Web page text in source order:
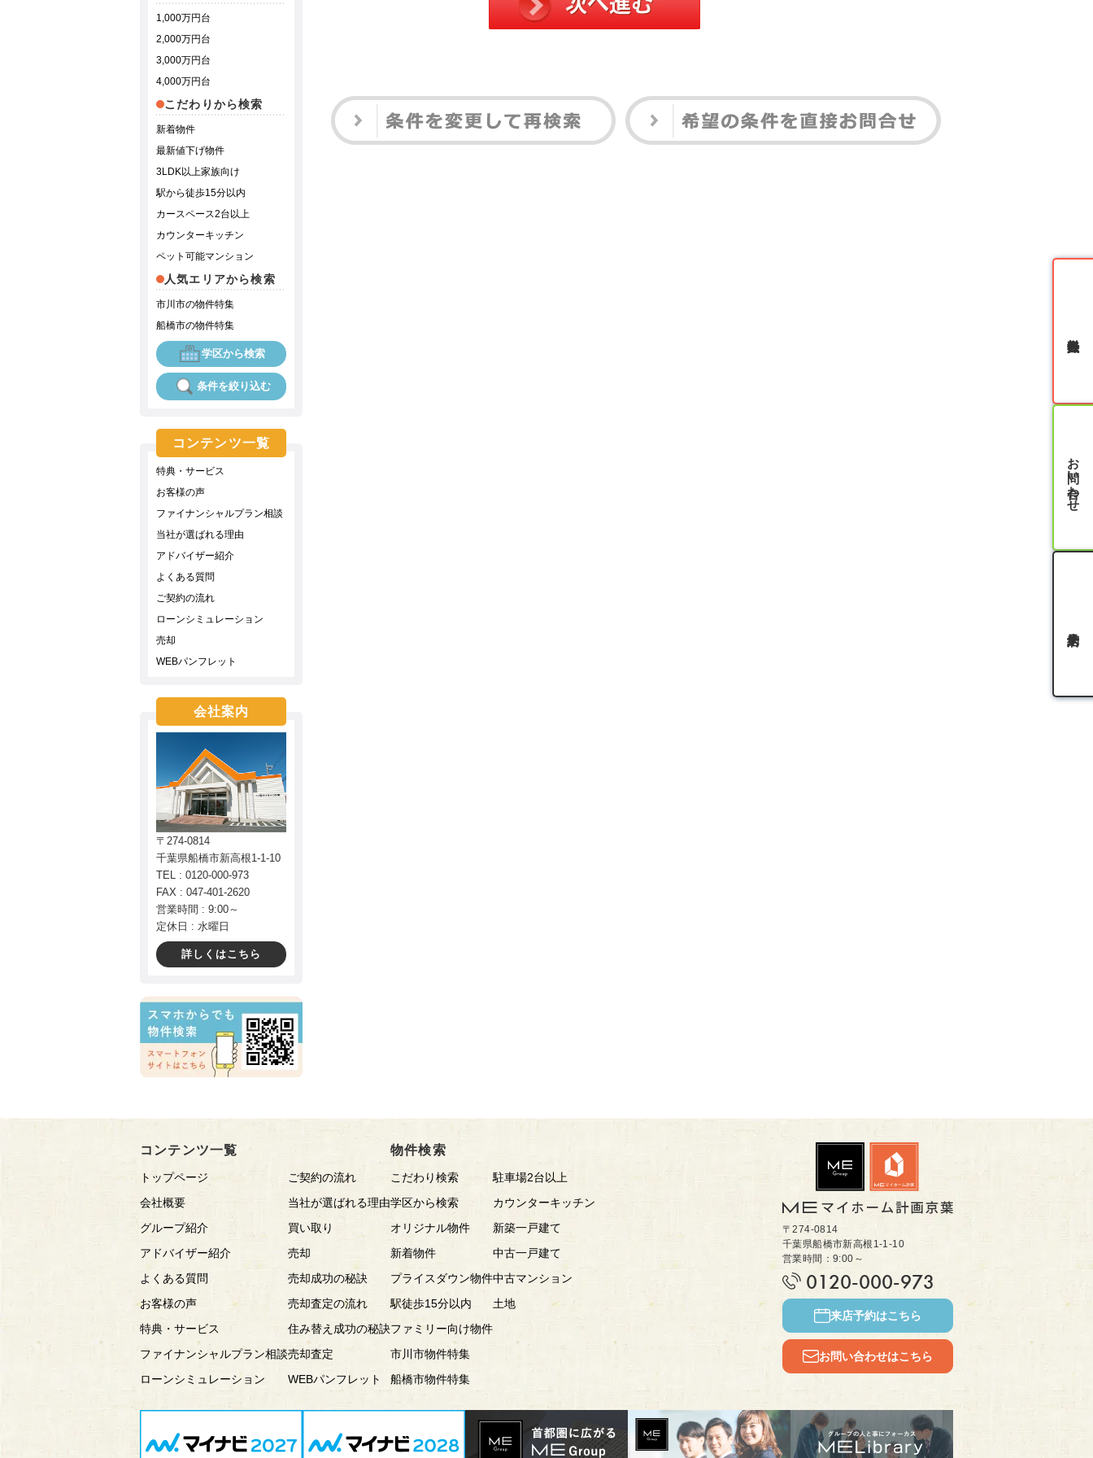
1,000万円台
2,000万円台
3,000万円台
4,000万円台
こだわりから検索
新着物件
最新値下げ物件
3LDK以上家族向け
駅から徒歩15分以内
カースペース2台以上
カウンターキッチン
ペット可能マンション
人気エリアから検索
市川市の物件特集
船橋市の物件特集
学区から検索
条件を絞り込む
コンテンツ一覧
特典・サービス
お客様の声
ファイナンシャルプラン相談
当社が選ばれる理由
アドバイザー紹介
よくある質問
ご契約の流れ
ローンシミュレーション
売却
WEBパンフレット
会社案内
〒274-0814
千葉県船橋市新高根1-1-10
TEL : 0120-000-973
FAX : 047-401-2620
営業時間 : 9:00～
定休日 : 水曜日
詳しくはこちら
コンテンツ一覧
トップページ
会社概要
グループ紹介
アドバイザー紹介
よくある質問
お客様の声
特典・サービス
ファイナンシャルプラン相談
ローンシミュレーション
ご契約の流れ
当社が選ばれる理由
買い取り
売却
売却成功の秘訣
売却査定の流れ
住み替え成功の秘訣
売却査定
WEBパンフレット
物件検索
こだわり検索
学区から検索
オリジナル物件
新着物件
プライスダウン物件
駅徒歩15分以内
ファミリー向け物件
市川市物件特集
船橋市物件特集
駐車場2台以上
カウンターキッチン
新築一戸建て
中古一戸建て
中古マンション
土地
〒274-0814
千葉県船橋市新高根1-1-10
営業時間：9:00～
0120-000-973
来店予約はこちら
お問い合わせはこちら
お問い合わせ